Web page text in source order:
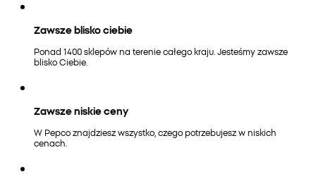
Zawsze blisko ciebie
Ponad 1400 sklepów na terenie całego kraju. Jesteśmy zawsze
blisko Ciebie.
Zawsze niskie ceny
W Pepco znajdziesz wszystko, czego potrzebujesz w niskich
cenach.